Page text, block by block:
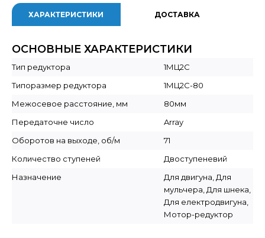
ХАРАКТЕРИСТИКИ ДОСТАВКА
ОСНОВНЫЕ ХАРАКТЕРИСТИКИ
Тип редуктора
1МЦ2С
Типоразмер редуктора
1МЦ2С-80
Межосевое расстояние, мм
80мм
Передаточне число
Array
Оборотов на выходе, об/м
71
Количество ступеней
Двоступеневий
Назначение
Для двигуна, Для
мульчера, Для шнека,
Для електродвигуна,
Мотор-редуктор